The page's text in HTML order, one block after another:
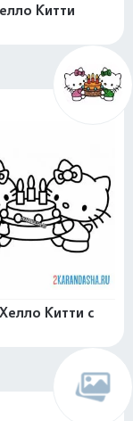
Китти
Китти с